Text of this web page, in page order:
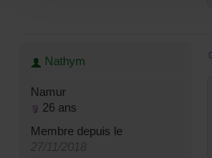
Nathym
Namur
26 ans
Membre depuis le